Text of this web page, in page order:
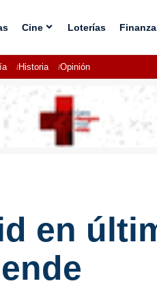
Cine Loterías
Historia Opinión
en